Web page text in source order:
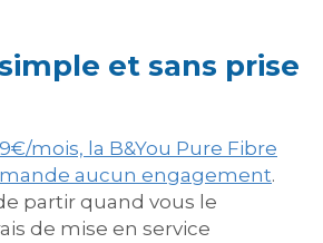
et sans prise
mois, la B&You Pure Fibre
aucun engagement.
partir quand vous le
de mise en service